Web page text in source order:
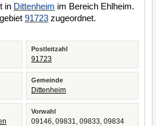
in Dittenheim im Bereich Ehlheim.
91723 zugeordnet.
Postleitzahl
91723
Gemeinde
Dittenheim
Vorwahl
09146, 09831, 09833, 09834